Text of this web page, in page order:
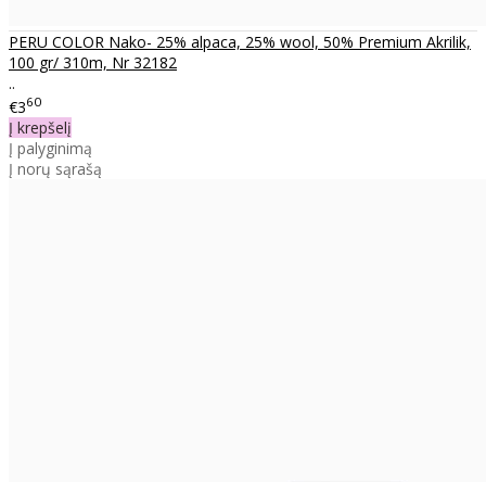
PERU COLOR Nako- 25% alpaca, 25% wool, 50% Premium Akrilik,
100 gr/ 310m, Nr 32182
..
€360
Į krepšelį
Į palyginimą
Į norų sąrašą